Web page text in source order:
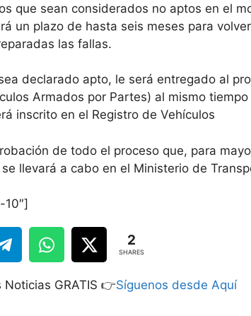
que sean considerados no aptos en el
un plazo de hasta seis meses para
las fallas.
declarado apto, le será entregado al
Armados por Partes) al mismo
inscrito en el Registro de Vehículos
de todo el proceso que, para
llevará a cabo en el Ministerio de
2
SHARES
Noticias GRATIS 👉Síguenos desde Aquí